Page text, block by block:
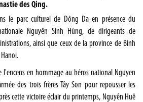
des Qing.
le parc culturel de Dông Da en présence du
Nguyên Sinh Hùng, de dirigeants de
ainsi que ceux de la province de Binh
l'encens en hommage au héros national Nguyen
des trois frères Tây Son pour repousser les
cette victoire éclair du printemps, Nguyên Huê